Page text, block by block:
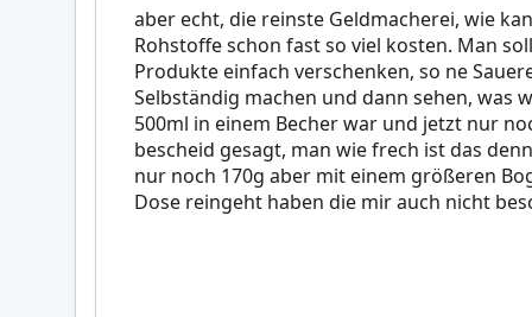
aber echt, die reinste Geldmacherei, wie
Rohstoffe schon fast so viel kosten. Man
Produkte einfach verschenken, so ne
Selbständig machen und dann sehen, was
500ml in einem Becher war und jetzt nur
bescheid gesagt, man wie frech ist das
nur noch 170g aber mit einem größeren
Dose reingeht haben die mir auch nicht